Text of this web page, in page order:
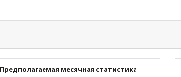
Предполагаемая месячная статистика